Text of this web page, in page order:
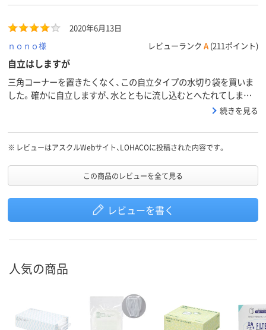
時は端っこを持ってないとぺにゃとなります。中に残物が入ると、
2020年6月13日
ｎｏｎｏ様
レビューランク A (211ポイント)
自立はしますが
三角コーナーを置きたくなく、この自立タイプの水切り袋を買いま
した。確かに自立しますが、水とともに流し込むとへたれてしまい、
手で支える必要があります。何か固定できるようにする方法を模索
続きを見る
※ レビューはアスクルWebサイト、LOHACOに投稿された内容です。
この商品のレビューを全て見る
レビューを書く
人気の商品